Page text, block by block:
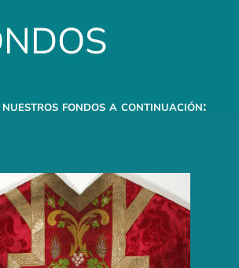
fondos a continuación: